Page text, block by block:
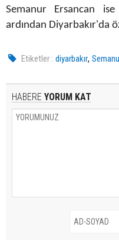
Semanur Ersancan
ardından Diyarbakır'da
Etiketler : diyarbakır,
HABERE YORUM KAT